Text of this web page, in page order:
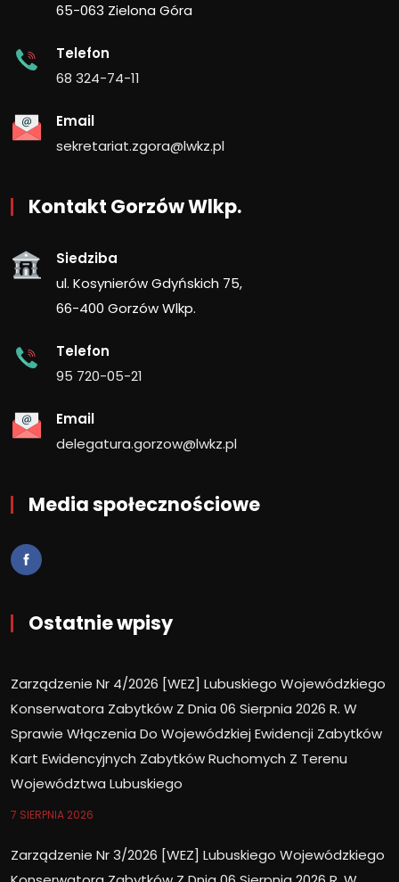
65-063 Zielona Góra
Telefon
68 324-74-11
Email
sekretariat.zgora@lwkz.pl
Kontakt Gorzów Wlkp.
Siedziba
ul. Kosynierów Gdyńskich 75,
66-400 Gorzów Wlkp.
Telefon
95 720-05-21
Email
delegatura.gorzow@lwkz.pl
Media społecznościowe
Ostatnie wpisy
Zarządzenie Nr 4/2026 [WEZ] Lubuskiego Wojewódzkiego
Konserwatora Zabytków Z Dnia 06 Sierpnia 2026 R. W
Sprawie Włączenia Do Wojewódzkiej Ewidencji Zabytków
Kart Ewidencyjnych Zabytków Ruchomych Z Terenu
Województwa Lubuskiego
7 SIERPNIA 2026
Zarządzenie Nr 3/2026 [WEZ] Lubuskiego Wojewódzkiego